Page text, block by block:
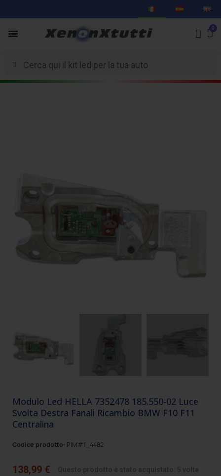
Modulo Led HELLA 7352478 185.550-02 Luce
Svolta Destra Fanali Ricambio BMW F10 F11
Centralina
Codice prodotto: PIM#1_4482
138,99 €